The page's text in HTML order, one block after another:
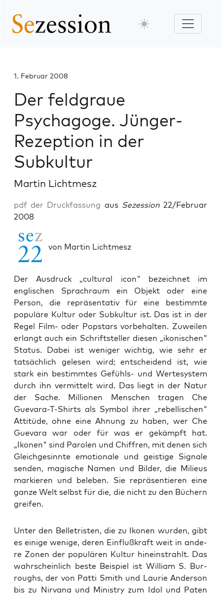
1. Februar 2008
Der feldgraue
Psychagoge. Jünger-
Rezeption in der
Subkultur
Martin Lichtmesz
pdf der Druckfassung aus Sezession 22/Februar
2008
von Martin Lichtmesz
Der Ausdruck „cultural icon" bezeichnet im
englischen Sprachraum ein Objekt oder eine
Person, die repräsentativ für eine bestimmte
populäre Kultur oder Subkultur ist. Das ist in der
Regel Film- oder Popstars vorbehalten. Zuweilen
erlangt auch ein Schriftsteller diesen „ikonischen"
Status. Dabei ist weniger wichtig, wie sehr er
tatsächlich gelesen wird; entscheidend ist, wie
stark ein bestimmtes Gefühls- und Wertesystem
durch ihn vermittelt wird. Das liegt in der Natur
der Sache. Millionen Menschen tragen Che
Guevara-T-Shirts als Symbol ihrer „rebellischen"
Attitüde, ohne eine Ahnung zu haben, wer Che
Guevara war oder für was er gekämpft hat.
„Ikonen" sind Parolen und Chiffren, mit denen sich
Gleichgesinnte emotionale und geistige Signale
senden, magische Namen und Bilder, die Milieus
markieren und beleben. Sie repräsentieren eine
ganze Welt selbst für die, die nicht zu den Büchern
greifen.
Unter den Bel­le­tris­ten, die zu Iko­nen wur­den, gibt
es eini­ge weni­ge, deren Ein­fluß­kraft weit in ande­
re Zonen der popu­lä­ren Kul­tur hin­ein­strahlt. Das
wahr­schein­lich bes­te Bei­spiel ist Wil­liam S. Bur­
roughs, der von Pat­ti Smith und Lau­rie Ander­son
bis zu Nir­va­na und Minis­try zum Idol und Paten